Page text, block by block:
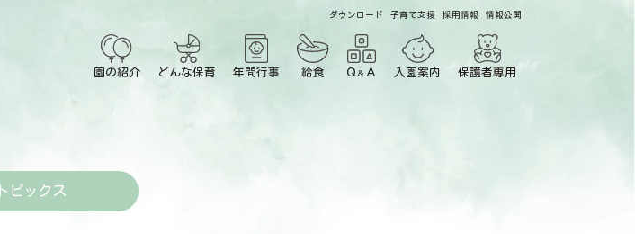
ダウンロード 子育て支援 採用情報 情報公開
園の紹介 どんな保育 年間行事 給食 Ｑ ＆ Ａ 入園案内 保護者専用
トピックス